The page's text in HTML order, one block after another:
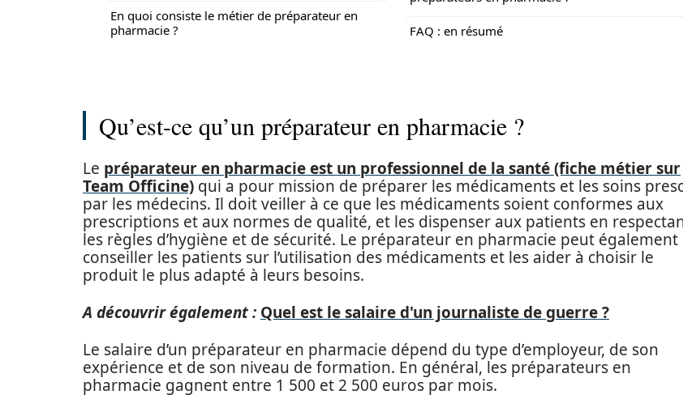
En quoi consiste le métier de préparateur en
pharmacie ?
FAQ : en résumé
Qu’est-ce qu’un préparateur en pharmacie ?
Le préparateur en pharmacie est un professionnel de la santé (fiche métier sur
Team Officine) qui a pour mission de préparer les médicaments et les soins
par les médecins. Il doit veiller à ce que les médicaments soient conformes aux
prescriptions et aux normes de qualité, et les dispenser aux patients en
les règles d’hygiène et de sécurité. Le préparateur en pharmacie peut également
conseiller les patients sur l’utilisation des médicaments et les aider à choisir le
produit le plus adapté à leurs besoins.
A découvrir également : Quel est le salaire d'un journaliste de guerre ?
Le salaire d’un préparateur en pharmacie dépend du type d’employeur, de son
expérience et de son niveau de formation. En général, les préparateurs en
pharmacie gagnent entre 1 500 et 2 500 euros par mois.